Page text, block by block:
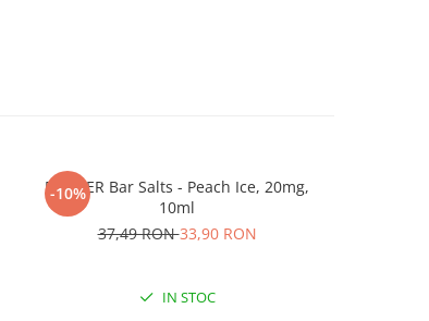
-10%
DRIFTER Bar Salts - Peach Ice, 20mg,
10ml
37,49 RON33,90 RON
IN STOC